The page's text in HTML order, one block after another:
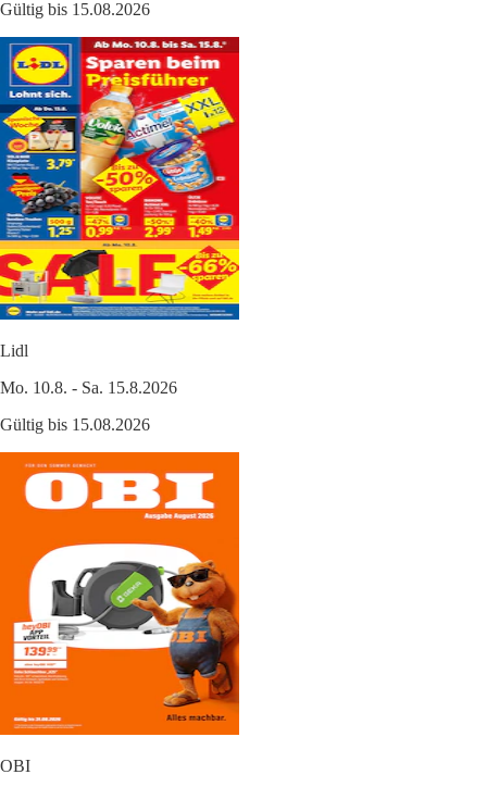
Gültig bis 15.08.2026
Lidl
Mo. 10.8. - Sa. 15.8.2026
Gültig bis 15.08.2026
OBI